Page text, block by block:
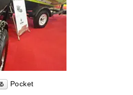
Pocket